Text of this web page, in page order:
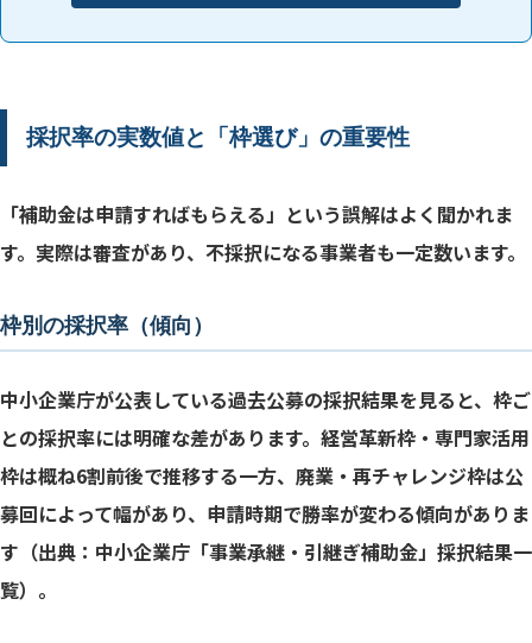
採択率の実数値と「枠選び」の重要性
「補助金は申請すればもらえる」という誤解はよく聞かれま
す。実際は審査があり、不採択になる事業者も一定数います。
枠別の採択率（傾向）
中小企業庁が公表している過去公募の採択結果を見ると、枠ご
との採択率には明確な差があります。経営革新枠・専門家活用
枠は概ね6割前後で推移する一方、廃業・再チャレンジ枠は公
募回によって幅があり、申請時期で勝率が変わる傾向がありま
す（出典：中小企業庁「事業承継・引継ぎ補助金」採択結果一
覧）。